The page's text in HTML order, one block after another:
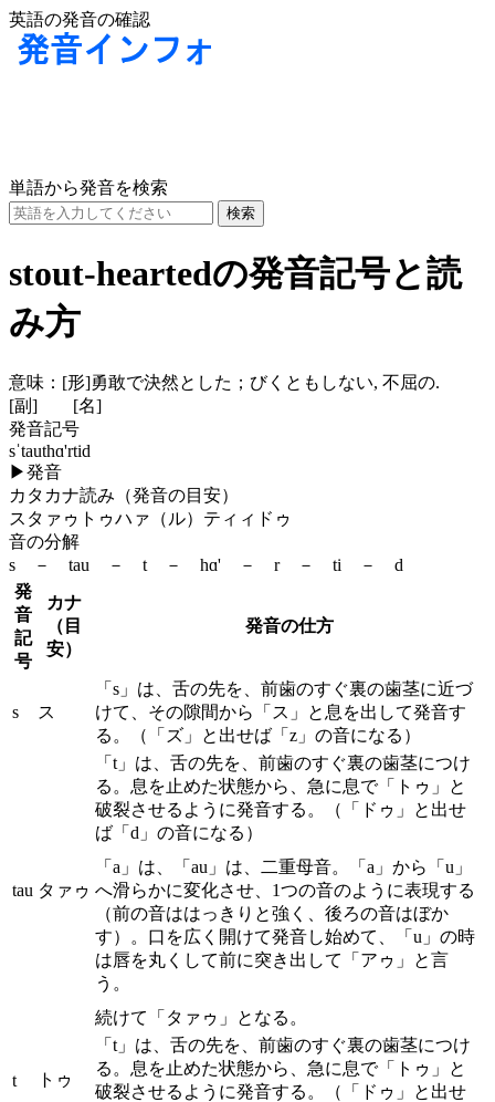
英語の発音の確認
単語から発音を検索
stout-heartedの発音記号と読
み方
意味： [形]勇敢で決然とした；びくともしない, 不屈の.
[副]
[名]
発音記号
sˈtauthɑ'rtid
▶発音
カタカナ読み（発音の目安）
スタァゥトゥハァ（ル）ティィドゥ
音の分解
s － tau － t － hɑ' － r － ti － d
発
音
記
号
カナ
（目
安）
発音の仕方
s ス
「s」は、舌の先を、前歯のすぐ裏の歯茎に近づ
けて、その隙間から「ス」と息を出して発音す
る。（「ズ」と出せば「z」の音になる）
tau タァゥ
「t」は、舌の先を、前歯のすぐ裏の歯茎につけ
る。息を止めた状態から、急に息で「トゥ」と
破裂させるように発音する。（「ドゥ」と出せ
ば「d」の音になる）
「a」は、「au」は、二重母音。「a」から「u」
へ滑らかに変化させ、1つの音のように表現する
（前の音ははっきりと強く、後ろの音はぼか
す）。口を広く開けて発音し始めて、「u」の時
は唇を丸くして前に突き出して「アゥ」と言
う。
続けて「タァゥ」となる。
t トゥ
「t」は、舌の先を、前歯のすぐ裏の歯茎につけ
る。息を止めた状態から、急に息で「トゥ」と
破裂させるように発音する。（「ドゥ」と出せ